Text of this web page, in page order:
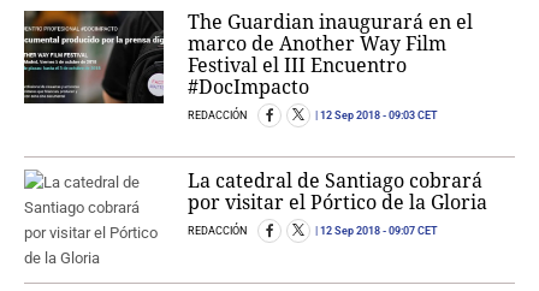
The Guardian inaugurará en el
marco de Another Way Film
Festival el III Encuentro
#DocImpacto
REDACCIÓN 12 Sep 2018 - 09:03 CET
La catedral de Santiago cobrará
por visitar el Pórtico de la Gloria
REDACCIÓN 12 Sep 2018 - 09:07 CET